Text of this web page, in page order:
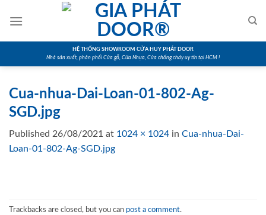
HỆ THỐNG SHOWROOM CỬA HUY PHÁT DOOR
Nhà sản xuất, phân phối Cửa gỗ, Cửa Nhựa, Cửa chống cháy uy tín tại HCM !
Cua-nhua-Dai-Loan-01-802-Ag-
SGD.jpg
Published 26/08/2021 at 1024 × 1024 in Cua-nhua-Dai-
Loan-01-802-Ag-SGD.jpg
Trackbacks are closed, but you can post a comment.